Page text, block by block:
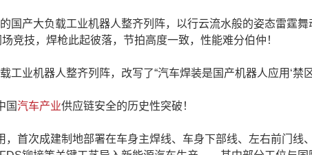
产大负载工业机器人整齐列阵，以行云流水般的姿态雷霆舞
竞技，焊枪此起彼落，节拍高度一致，性能难分伯仲！
业机器人整齐列阵，改写了“汽车焊装是国产机器人应用‘禁区
国汽车产业供应链安全的历史性突破！
次成建制地部署在车身主焊线、车身下部线、左右前门线